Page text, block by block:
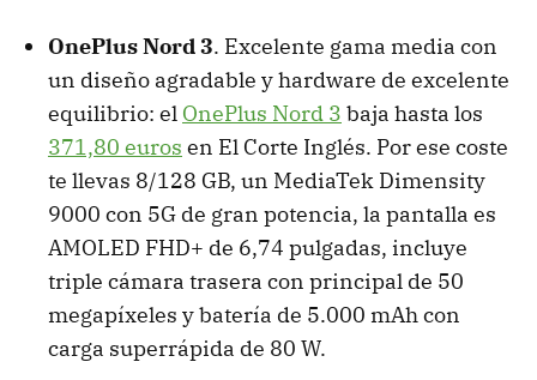
‌OnePlus Nord 3. Excelente gama media con
un diseño agradable y hardware de excelente
equilibrio: el OnePlus Nord 3 baja hasta los
371,80 euros en El Corte Inglés. Por ese coste
te llevas 8/128 GB, un MediaTek Dimensity
9000 con 5G de gran potencia, la pantalla es
AMOLED FHD+ de 6,74 pulgadas, incluye
triple cámara trasera con principal de 50
megapíxeles y batería de 5.000 mAh con
carga superrápida de 80 W.